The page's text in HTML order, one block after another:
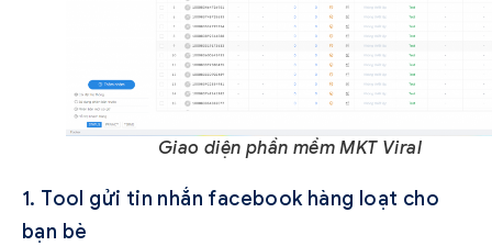
Giao diện phần mềm MKT Viral
1. Tool gửi tin nhắn facebook hàng loạt cho
bạn bè